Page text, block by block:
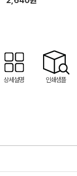
상세설명 인쇄샘플